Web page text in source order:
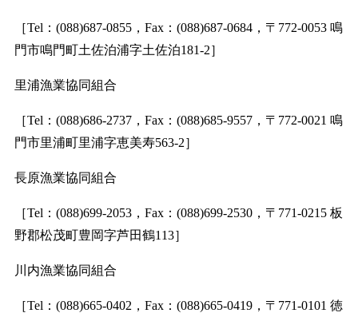
［Tel：(088)687-0855，Fax：(088)687-0684，〒772-0053 鳴
門市鳴門町土佐泊浦字土佐泊181-2］
里浦漁業協同組合
［Tel：(088)686-2737，Fax：(088)685-9557，〒772-0021 鳴
門市里浦町里浦字恵美寿563-2］
長原漁業協同組合
［Tel：(088)699-2053，Fax：(088)699-2530，〒771-0215 板
野郡松茂町豊岡字芦田鶴113］
川内漁業協同組合
［Tel：(088)665-0402，Fax：(088)665-0419，〒771-0101 徳